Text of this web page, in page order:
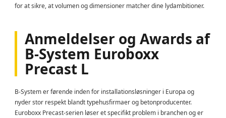
for at sikre, at volumen og dimensioner matcher dine lydambitioner.
Anmeldelser og Awards af
B-System Euroboxx
Precast L
B-System er førende inden for installationsløsninger i Europa og
nyder stor respekt blandt typehusfirmaer og betonproducenter.
Euroboxx Precast-serien løser et specifikt problem i branchen og er